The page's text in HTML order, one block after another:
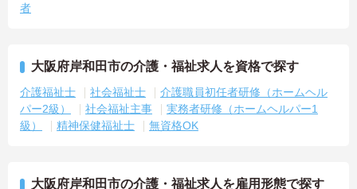
者
大阪府岸和田市の介護・福祉求人を資格で探す
介護福祉士 社会福祉士
介護職員初任者研修（ホームヘル
パー2級）
社会福祉主事
実務者研修（ホームヘルパー1
級）
精神保健福祉士 無資格OK
大阪府岸和田市の介護・福祉求人を雇用形態で探す